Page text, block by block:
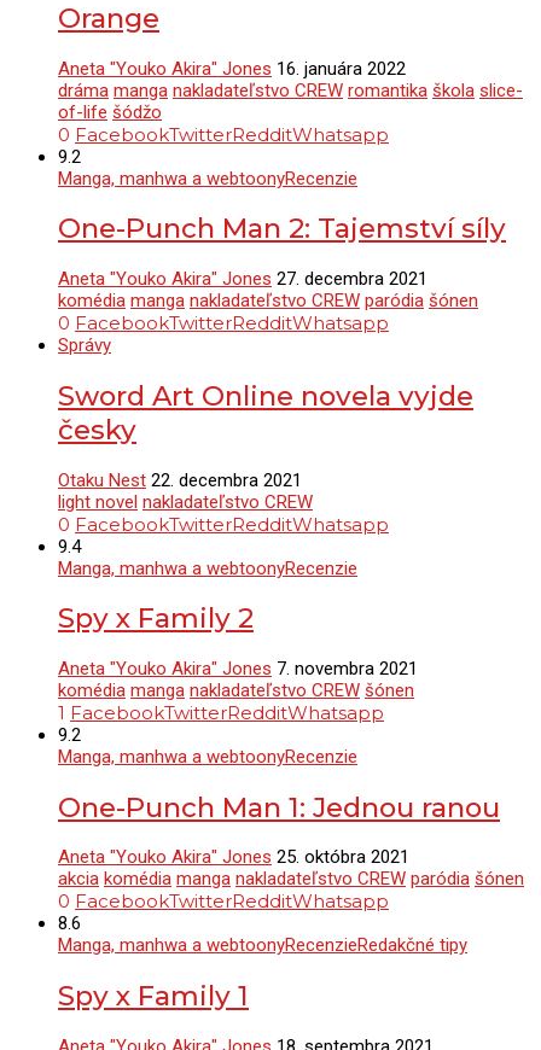
Orange
Aneta "Youko Akira" Jones 16. januára 2022
dráma manga nakladateľstvo CREW romantika škola slice-
of-life šódžo
0 FacebookTwitterRedditWhatsapp
9.2
Manga, manhwa a webtoonyRecenzie
One-Punch Man 2: Tajemství síly
Aneta "Youko Akira" Jones 27. decembra 2021
komédia manga nakladateľstvo CREW paródia šónen
0 FacebookTwitterRedditWhatsapp
Správy
Sword Art Online novela vyjde
česky
Otaku Nest 22. decembra 2021
light novel nakladateľstvo CREW
0 FacebookTwitterRedditWhatsapp
9.4
Manga, manhwa a webtoonyRecenzie
Spy x Family 2
Aneta "Youko Akira" Jones 7. novembra 2021
komédia manga nakladateľstvo CREW šónen
1 FacebookTwitterRedditWhatsapp
9.2
Manga, manhwa a webtoonyRecenzie
One-Punch Man 1: Jednou ranou
Aneta "Youko Akira" Jones 25. októbra 2021
akcia komédia manga nakladateľstvo CREW paródia šónen
0 FacebookTwitterRedditWhatsapp
8.6
Manga, manhwa a webtoonyRecenzieRedakčné tipy
Spy x Family 1